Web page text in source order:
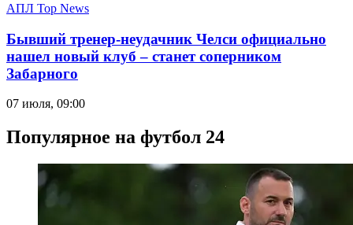
АПЛ Top News
Бывший тренер-неудачник Челси официально
нашел новый клуб – станет соперником
Забарного
07 июля, 09:00
Популярное на футбол 24